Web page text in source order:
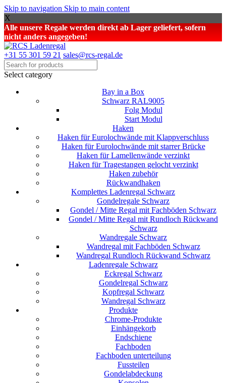
Skip to navigation Skip to main content
X
Alle unsere Regale werden direkt ab Lager geliefert, sofern
nicht anders angegeben!
+31 55 301 59 21 sales@rcs-regal.de
Select category
Bay in a Box
Schwarz RAL9005
Folg Modul
Start Modul
Haken
Haken für Eurolochwände mit Klappverschluss
Haken für Eurolochwände mit starrer Brücke
Haken für Lamellenwände verzinkt
Haken für Tragestangen gelocht verzinkt
Haken zubehör
Rückwandhaken
Komplettes Ladenregal Schwarz
Gondelregale Schwarz
Gondel / Mitte Regal mit Fachböden Schwarz
Gondel / Mitte Regal mit Rundloch Rückwand
Schwarz
Wandregale Schwarz
Wandregal mit Fachböden Schwarz
Wandregal Rundloch Rückwand Schwarz
Ladenregale Schwarz
Eckregal Schwarz
Gondelregal Schwarz
Kopfregal Schwarz
Wandregal Schwarz
Produkte
Chrome-Produkte
Einhängekorb
Endschiene
Fachboden
Fachboden unterteilung
Fussteilen
Gondelabdeckung